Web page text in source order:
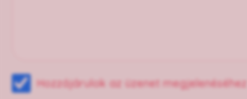
Hozzájárulok az üzenet megjelenéséhez